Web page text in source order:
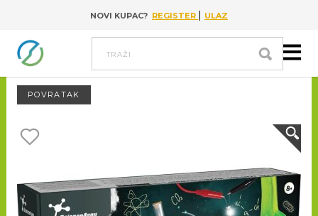
Go to contentNOVI KUPAC? REGISTER | ULAZ
Traži
POVRATAK